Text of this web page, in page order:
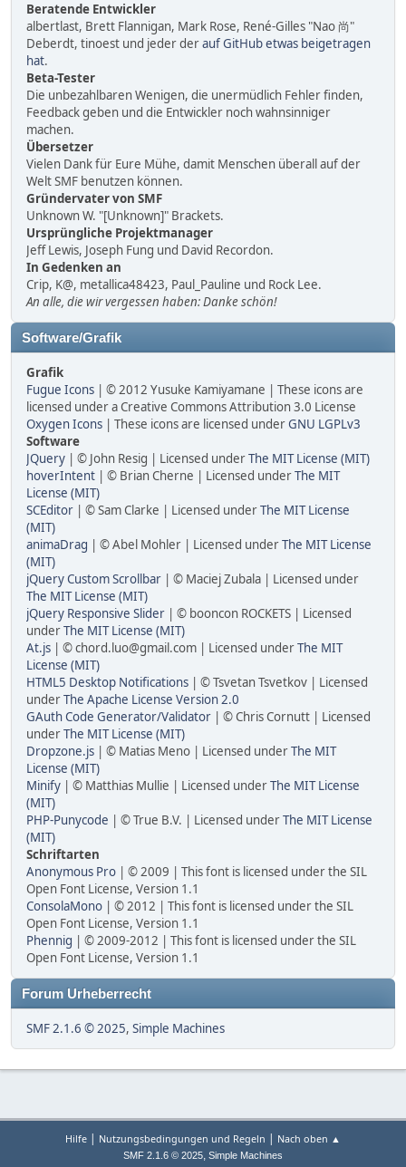
Beratende Entwickler
albertlast, Brett Flannigan, Mark Rose, René-Gilles "Nao 尚"
Deberdt, tinoest und jeder derauf GitHub etwas beigetragen
hat.
Beta-Tester
Die unbezahlbaren Wenigen, die unermüdlich Fehler finden,
Feedback geben und die Entwickler noch wahnsinniger
machen.
Übersetzer
Vielen Dank für Eure Mühe, damit Menschen überall auf der
Welt SMF benutzen können.
Gründervater von SMF
Unknown W. "[Unknown]" Brackets.
Ursprüngliche Projektmanager
Jeff Lewis, Joseph Fung und David Recordon.
In Gedenken an
Crip, K@, metallica48423, Paul_Pauline und Rock Lee.
An alle, die wir vergessen haben: Danke schön!
Software/Grafik
Grafik
Fugue Icons | © 2012 Yusuke Kamiyamane | These icons are
licensed under a Creative Commons Attribution 3.0 License
Oxygen Icons | These icons are licensed underGNU LGPLv3
Software
JQuery | © John Resig | Licensed underThe MIT License (MIT)
hoverIntent | © Brian Cherne | Licensed underThe MIT
License (MIT)
SCEditor | © Sam Clarke | Licensed underThe MIT License
(MIT)
animaDrag | © Abel Mohler | Licensed underThe MIT License
(MIT)
jQuery Custom Scrollbar | © Maciej Zubala | Licensed under
The MIT License (MIT)
jQuery Responsive Slider | © booncon ROCKETS | Licensed
underThe MIT License (MIT)
At.js | © chord.luo@gmail.com | Licensed underThe MIT
License (MIT)
HTML5 Desktop Notifications | © Tsvetan Tsvetkov | Licensed
underThe Apache License Version 2.0
GAuth Code Generator/Validator | © Chris Cornutt | Licensed
underThe MIT License (MIT)
Dropzone.js | © Matias Meno | Licensed underThe MIT
License (MIT)
Minify | © Matthias Mullie | Licensed underThe MIT License
(MIT)
PHP-Punycode | © True B.V. | Licensed underThe MIT License
(MIT)
Schriftarten
Anonymous Pro | © 2009 | This font is licensed under the SIL
Open Font License, Version 1.1
ConsolaMono | © 2012 | This font is licensed under the SIL
Open Font License, Version 1.1
Phennig | © 2009-2012 | This font is licensed under the SIL
Open Font License, Version 1.1
Forum Urheberrecht
SMF 2.1.6 © 2025, Simple Machines
Hilfe | Nutzungsbedingungen und Regeln | Nach oben ▲
SMF 2.1.6 © 2025, Simple Machines